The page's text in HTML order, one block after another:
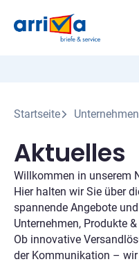
++
Startseite Unternehmen
Aktuelles
Willkommen in unserem
Hier halten wir Sie über
spannende Angebote
Unternehmen, Produkte
Ob innovative
der Kommunikation –